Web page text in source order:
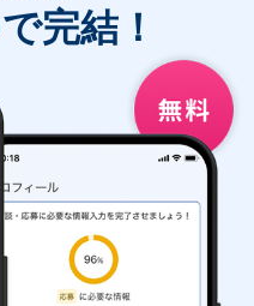
完結！